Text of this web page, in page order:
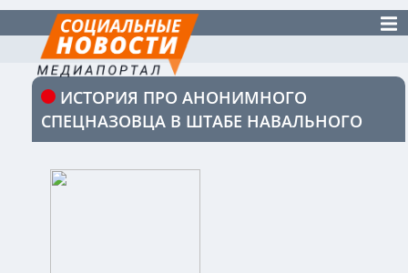
ИСТОРИЯ ПРО АНОНИМНОГО
СПЕЦНАЗОВЦА В ШТАБЕ НАВАЛЬНОГО